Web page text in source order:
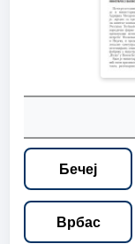
Бечеј
Врбас